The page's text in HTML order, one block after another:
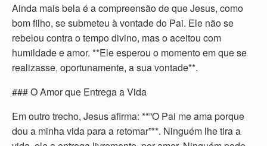
Ainda mais bela é a compreensão de que Jesus, como
bom filho, se submeteu à vontade do Pai. Ele não se
rebelou contra o tempo divino, mas o aceitou com
humildade e amor. **Ele esperou o momento em que se
realizasse, oportunamente, a sua vontade**.
### O Amor que Entrega a Vida
Em outro trecho, Jesus afirma: **”O Pai me ama porque
dou a minha vida para a retomar”**. Ninguém lhe tira a